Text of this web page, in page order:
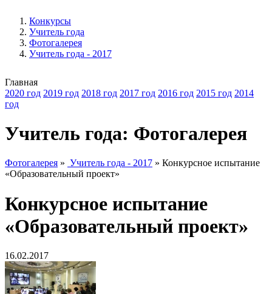
Конкурсы
Учитель года
Фотогалерея
Учитель года - 2017
Главная
2020 год 2019 год 2018 год 2017 год 2016 год 2015 год 2014
год
Учитель года: Фотогалерея
Фотогалерея » Учитель года - 2017 » Конкурсное испытание
«Образовательный проект»
Конкурсное испытание
«Образовательный проект»
16.02.2017